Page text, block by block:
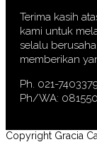
Terima kasih
kami untuk
selalu
memberikan
Ph. 021-
Ph/WA:
Copyright Gracia